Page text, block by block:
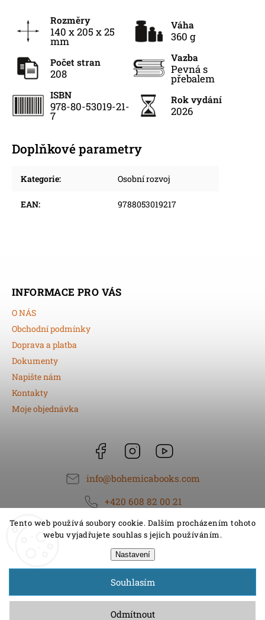
Tento web používá soubory cookie. Dalším procházením tohoto
webu vyjadřujete souhlas s jejich používáním.
Nastavení
Odmítnout
Souhlasím
Rozměry
140 x 205 x 25
mm
Váha
360 g
Počet stran
208
Vazba
Pevná s
přebalem
ISBN
978-80-53019-21-
7
Rok vydání
2026
Doplňkové parametry
Kategorie: Osobní rozvoj
EAN: 9788053019217
INFORMACE PRO VÁS
O NÁS
Obchodní podmínky
Doprava a platba
Dokumenty
Napište nám
Kontakty
Moje objednávka
Facebook Instagram
info@bohemicabooks.com
+420 608 82 00 21
Upravit nastavení cookies